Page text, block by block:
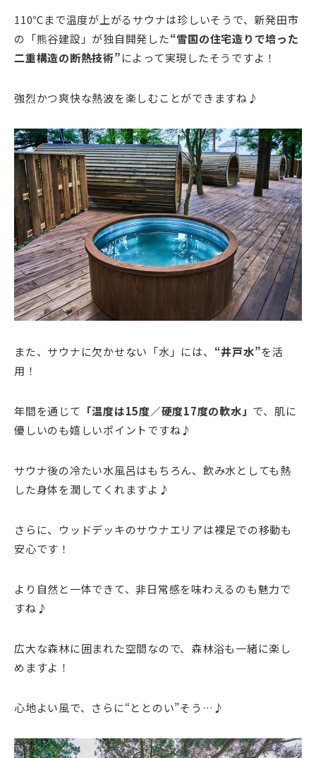
110℃まで温度が上がるサウナは珍しいそうで、新発田市
の「熊谷建設」が独自開発した“雪国の住宅造りで培った
二重構造の断熱技術”によって実現したそうですよ！
強烈かつ爽快な熱波を楽しむことができますね♪
また、サウナに欠かせない「水」には、 “井戸水”を活
用！
年間を通じて 「温度は15度／硬度17度の軟水」 で、肌に
優しいのも嬉しいポイントですね♪
サウナ後の冷たい水風呂はもちろん、飲み水としても熱
した身体を潤してくれますよ♪
さらに、ウッドデッキのサウナエリアは裸足での移動も
安心です！
より自然と一体できて、非日常感を味わえるのも魅力で
すね♪
広大な森林に囲まれた空間なので、森林浴も一緒に楽し
めますよ！
心地よい風で、さらに“ととのい”そう…♪